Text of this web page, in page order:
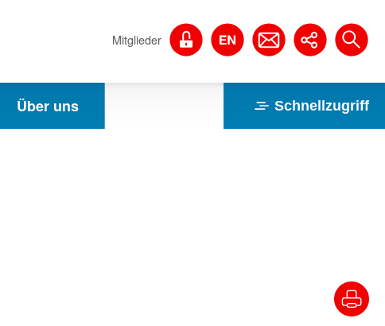
Mitglieder
Über uns Schnellzugriff